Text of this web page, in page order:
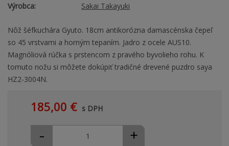
Výrobca:
Sakai Takayuki
Nôž šéfkuchára Gyuto. 18cm antikorózna damascénska čepeľ
so 45 vrstvami a horným tepaním. Jadro z ocele AUS10.
Magnóliová rúčka s prstencom z pravého byvolieho rohu. K
tomuto nožu si môžete dokúpiť tradičné drevené puzdro saya
HZ2-3004N.
185,00 € s DPH
+
-